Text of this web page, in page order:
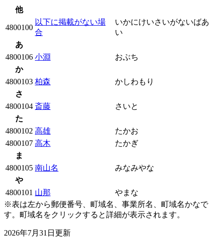
他
4800100
以下に掲載がない場
合
いかにけいさいがないばあ
い
あ
4800106 小淵
おぶち
か
4800103 柏森
かしわもり
さ
4800104 斎藤
さいと
た
4800102 高雄
たかお
4800107 高木
たかぎ
ま
4800105 南山名
みなみやな
や
4800101 山那
やまな
※表は左から郵便番号、町域名、事業所名、町域名かなで
す。町域名をクリックすると詳細が表示されます。
2026年7月31日更新